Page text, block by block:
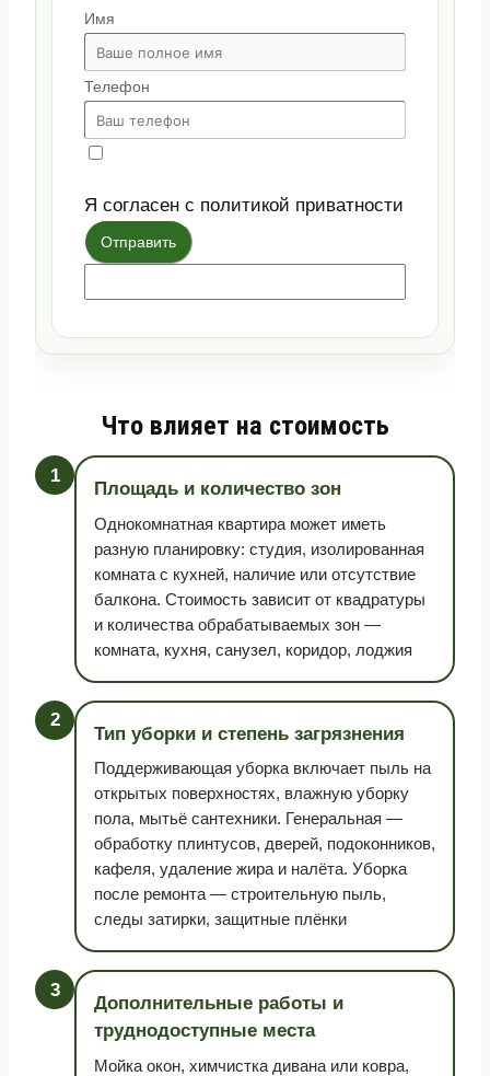
Имя
Телефон
Я согласен с политикой приватности
Отправить
Что влияет на стоимость
1
Площадь и количество зон
Однокомнатная квартира может иметь
разную планировку: студия, изолированная
комната с кухней, наличие или отсутствие
балкона. Стоимость зависит от квадратуры
и количества обрабатываемых зон —
комната, кухня, санузел, коридор, лоджия
2
Тип уборки и степень загрязнения
Поддерживающая уборка включает пыль на
открытых поверхностях, влажную уборку
пола, мытьё сантехники. Генеральная —
обработку плинтусов, дверей, подоконников,
кафеля, удаление жира и налёта. Уборка
после ремонта — строительную пыль,
следы затирки, защитные плёнки
3
Дополнительные работы и
труднодоступные места
Мойка окон, химчистка дивана или ковра,